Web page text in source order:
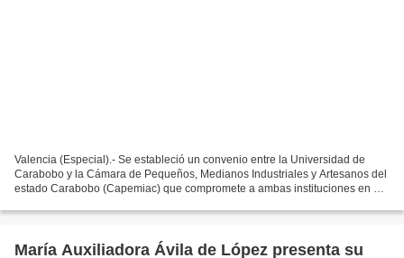
Valencia (Especial).- Se estableció un convenio entre la Universidad de
Carabobo y la Cámara de Pequeños, Medianos Industriales y Artesanos del
estado Carabobo (Capemiac) que compromete a ambas instituciones en el
María Auxiliadora Ávila de López presenta su